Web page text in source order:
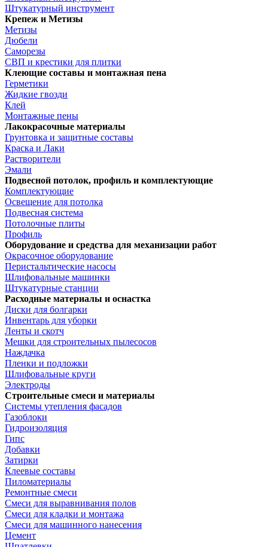
Штукатурный инструмент
Крепеж и Метизы
Метизы
Дюбели
Саморезы
СВП и крестики для плитки
Клеющие составы и монтажная пена
Герметики
Жидкие гвозди
Клей
Монтажные пены
Лакокрасочные материалы
Грунтовка и защитные составы
Краска и Лаки
Растворители
Эмали
Подвесной потолок, профиль и комплектующие
Комплектующие
Освещение для потолка
Подвесная система
Потолочные плиты
Профиль
Оборудование и средства для механизации работ
Окрасочное оборудование
Перистальтические насосы
Шлифовальные машинки
Штукатурные станции
Расходные материалы и оснастка
Диски для болгарки
Инвентарь для уборки
Ленты и скотч
Мешки для строительных пылесосов
Наждачка
Пленки и подложки
Шлифовальные круги
Электроды
Строительные смеси и материалы
Системы утепления фасадов
Газоблоки
Гидроизоляция
Гипс
Добавки
Затирки
Клеевые составы
Пиломатериалы
Ремонтные смеси
Смеси для выравнивания полов
Смеси для кладки и монтажа
Смеси для машинного нанесения
Цемент